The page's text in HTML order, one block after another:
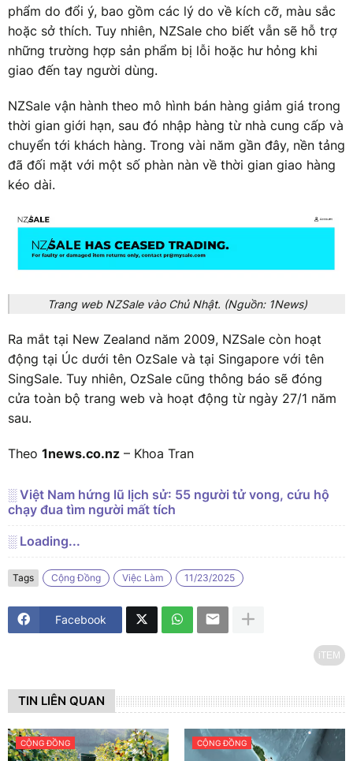
phẩm do đổi ý, bao gồm các lý do về kích cỡ, màu sắc
hoặc sở thích. Tuy nhiên, NZSale cho biết vẫn sẽ hỗ trợ
những trường hợp sản phẩm bị lỗi hoặc hư hỏng khi
giao đến tay người dùng.
NZSale vận hành theo mô hình bán hàng giảm giá trong
thời gian giới hạn, sau đó nhập hàng từ nhà cung cấp và
chuyển tới khách hàng. Trong vài năm gần đây, nền tảng
đã đối mặt với một số phàn nàn về thời gian giao hàng
kéo dài.
Trang web NZSale vào Chủ Nhật. (Nguồn: 1News)
Ra mắt tại New Zealand năm 2009, NZSale còn hoạt
động tại Úc dưới tên OzSale và tại Singapore với tên
SingSale. Tuy nhiên, OzSale cũng thông báo sẽ đóng
cửa toàn bộ trang web và hoạt động từ ngày 27/1 năm
sau.
Theo 1news.co.nz – Khoa Tran
░ Việt Nam hứng lũ lịch sử: 55 người tử vong, cứu hộ
chạy đua tìm người mất tích
░ Loading...
Tags Cộng Đồng Việc Làm 11/23/2025
Facebook
iTEM
TIN LIÊN QUAN
CỘNG ĐỒNG CỘNG ĐỒNG